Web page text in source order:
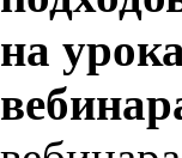
на